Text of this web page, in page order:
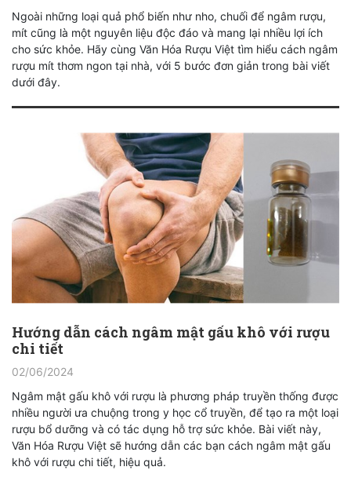
Ngoài những loại quả phổ biến như nho, chuối để ngâm rượu,
mít cũng là một nguyên liệu độc đáo và mang lại nhiều lợi ích
cho sức khỏe. Hãy cùng Văn Hóa Rượu Việt tìm hiểu cách ngâm
rượu mít thơm ngon tại nhà, với 5 bước đơn giản trong bài viết
dưới đây.
Hướng dẫn cách ngâm mật gấu khô với rượu
chi tiết
02/06/2024
Ngâm mật gấu khô với rượu là phương pháp truyền thống được
nhiều người ưa chuộng trong y học cổ truyền, để tạo ra một loại
rượu bổ dưỡng và có tác dụng hỗ trợ sức khỏe. Bài viết này,
Văn Hóa Rượu Việt sẽ hướng dẫn các bạn cách ngâm mật gấu
khô với rượu chi tiết, hiệu quả.